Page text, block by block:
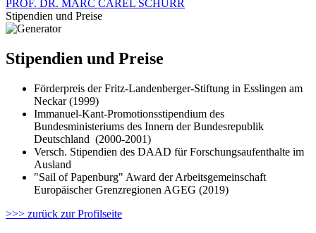
PROF. DR. MARC CAREL SCHURR
Stipendien und Preise
Stipendien und Preise
Förderpreis der Fritz-Landenberger-Stiftung in Esslingen am
Neckar (1999)
Immanuel-Kant-Promotionsstipendium des
Bundesministeriums des Innern der Bundesrepublik
Deutschland (2000-2001)
Versch. Stipendien des DAAD für Forschungsaufenthalte im
Ausland
"Sail of Papenburg" Award der Arbeitsgemeinschaft
Europäischer Grenzregionen AGEG (2019)
>>> zurück zur Profilseite